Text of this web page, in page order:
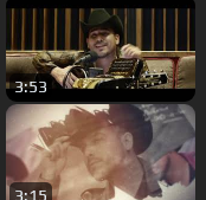
3:53
3:15